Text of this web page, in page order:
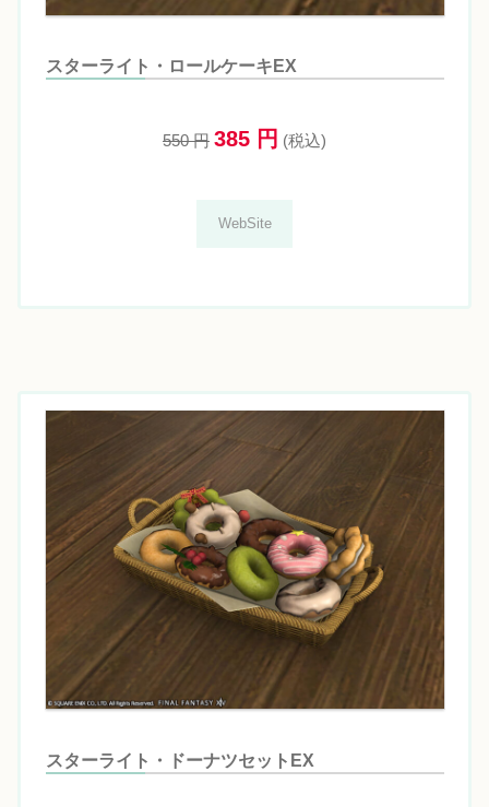
スターライト・ロールケーキEX
550 円 385 円 (税込)
WebSite
スターライト・ドーナツセットEX